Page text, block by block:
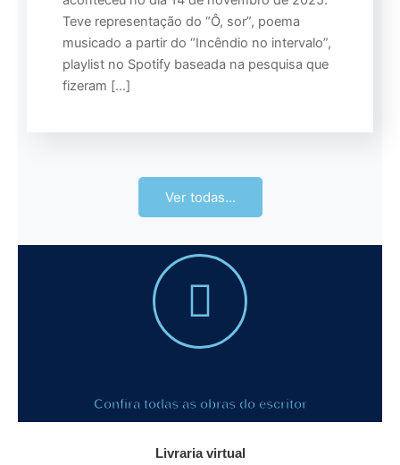
Teve representação do “Ô, sor”, poema
musicado a partir do “Incêndio no intervalo”,
playlist no Spotify baseada na pesquisa que
fizeram […]
Ver todas...
Confira todas as obras do escritor
Livraria virtual